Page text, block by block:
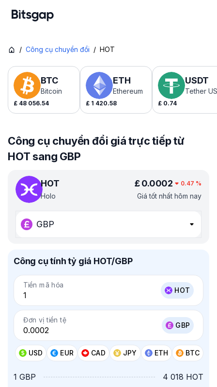
/ Công cụ chuyển đổi / HOT
BTC
Bitcoin
£ 48 056.54
ETH
Ethereum
£ 1 420.58
USDT
Tether
£ 0.74
Công cụ chuyển đổi giá trực tiếp từ
HOT sang GBP
HOT
Holo
£ 0.0002 0.47 %
Giá tốt nhất hôm nay
GBP
Công cụ tính tỷ giá HOT/GBP
Tiền mã hóa
HOT
Đơn vị tiền tệ
GBP
USD EUR CAD JPY ETH BTC
1 GBP 4 018 HOT